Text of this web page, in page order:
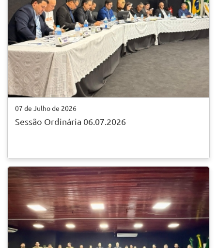
07 de Julho de 2026
Sessão Ordinária 06.07.2026